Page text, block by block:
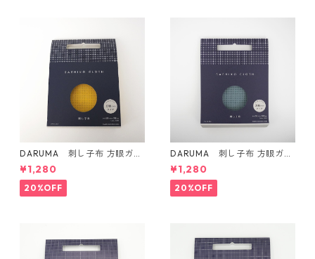
DARUMA 刺し子布 方眼ガイ
ドタイプ Col.4 カラシ
¥1,280
20%OFF
DARUMA 刺し子布 方眼ガイ
ドタイプ Col.5 にぶ青
¥1,280
20%OFF